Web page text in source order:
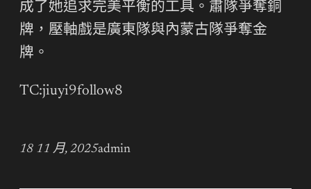
成了她追求完美平衡的工具。肅隊爭奪銅
牌，壓軸戲是廣東隊與內蒙古隊爭奪金
牌。
TC:jiuyi9follow8
18 11 月, 2025admin